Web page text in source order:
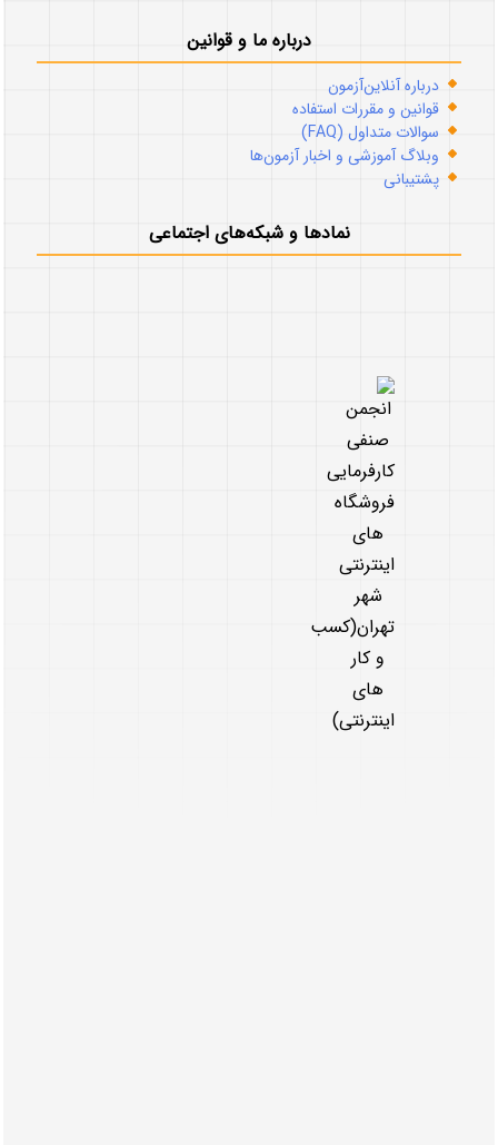
درباره ما و قوانین
درباره آنلاین‌آزمون
قوانین و مقررات استفاده
سوالات متداول (FAQ)
وبلاگ آموزشی و اخبار آزمون‌ها
پشتیبانی
نمادها و شبکه‌های اجتماعی